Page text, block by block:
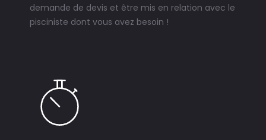
demande de devis et être mis en relation avec le
pisciniste dont vous avez besoin !